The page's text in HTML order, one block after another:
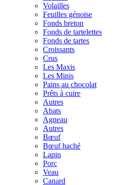
Volailles
Feuilles génoise
Fonds breton
Fonds de tartelettes
Fonds de tartes
Croissants
Crus
Les Maxis
Les Minis
Pains au chocolat
Prêts à cuire
Autres
Abats
Agneau
Autres
Bœuf
Bœuf haché
Lapin
Porc
Veau
Canard